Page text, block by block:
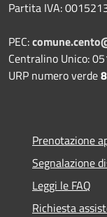
Partita IVA:
PEC:
Centralino Unico:
URP numero verde
Prenotazione
Segnalazione
Leggi le FAQ
Richiesta